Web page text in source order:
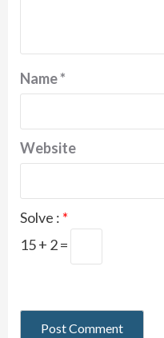
Name*
Website
Solve : *
15 + 2 =